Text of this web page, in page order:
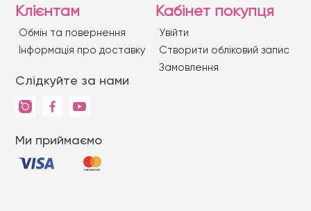
Клієнтам
Обмін та повернення
Iнформація про доставку
Слідкуйте за нами
Ми приймаємо
Кабінет покупця
Увійти
Створити обліковий запис
Замовлення